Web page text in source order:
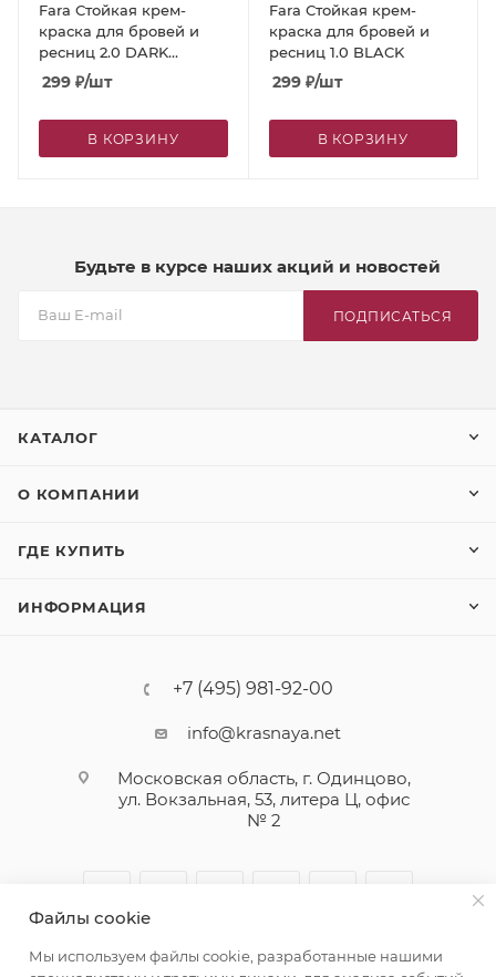
Fara Стойкая крем-
краска для бровей и
ресниц 2.0 DARK
BROWN
299 ₽/шт
В КОРЗИНУ
Fara Стойкая крем-
краска для бровей и
ресниц 1.0 BLACK
299₽/шт
В КОРЗИНУ
Будьте в курсе наших акций и новостей
ПОДПИСАТЬСЯ
КАТАЛОГ
О КОМПАНИИ
ГДЕ КУПИТЬ
ИНФОРМАЦИЯ
+7 (495) 981-92-00
info@krasnaya.net
Московская область, г. Одинцово,
ул. Вокзальная, 53, литера Ц, офис
№ 2
Файлы cookie
Мы используем файлы cookie, разработанные нашими